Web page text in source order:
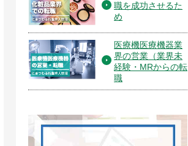
職を成功させるた
め
医療機医療機器業
界の営業（業界未
経験・MRからの転
職